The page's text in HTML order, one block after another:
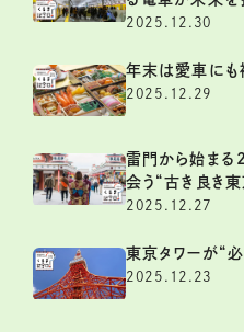
2025.12.30
年末は愛車にも
2025.12.29
雷門から始ま
会う“古き良き東
2025.12.27
東京タワーが“
2025.12.23